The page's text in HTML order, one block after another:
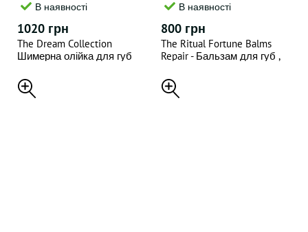
В наявності
1020 грн
The Dream Collection
Шимерна олійка для губ
В наявності
800 грн
The Ritual Fortune Balms
Repair - Бальзам для губ ,